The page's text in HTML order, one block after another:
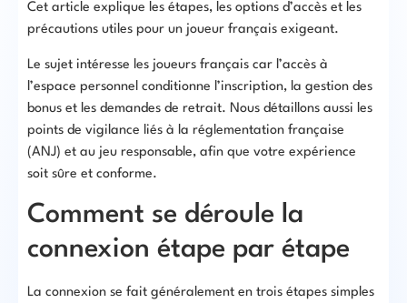
Cet article explique les étapes, les options d’accès et les
précautions utiles pour un joueur français exigeant.
Le sujet intéresse les joueurs français car l’accès à
l’espace personnel conditionne l’inscription, la gestion des
bonus et les demandes de retrait. Nous détaillons aussi les
points de vigilance liés à la réglementation française
(ANJ) et au jeu responsable, afin que votre expérience
soit sûre et conforme.
Comment se déroule la
connexion étape par étape
La connexion se fait généralement en trois étapes simples